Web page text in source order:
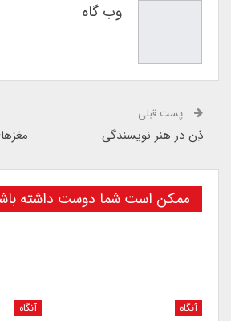
وب گاه
پست قبلی
ذِن در هنر نویسندگی
ممکن است شما دوست داشته
آنگاه آنگاه